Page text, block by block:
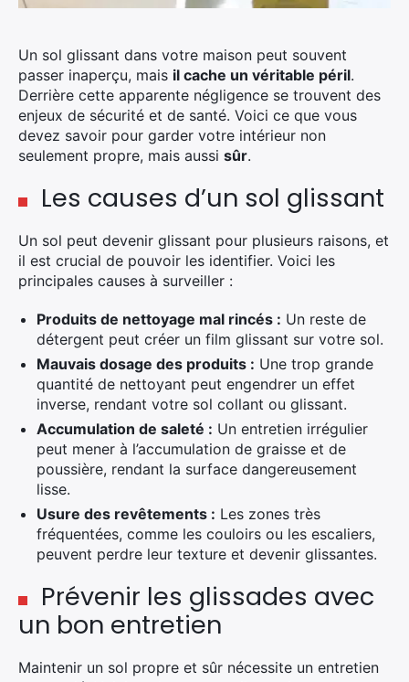
Un sol glissant dans votre maison peut souvent
passer inaperçu, mais il cache un véritable péril.
Derrière cette apparente négligence se trouvent des
enjeux de sécurité et de santé. Voici ce que vous
devez savoir pour garder votre intérieur non
seulement propre, mais aussi sûr.
Les causes d’un sol glissant
Un sol peut devenir glissant pour plusieurs raisons, et
il est crucial de pouvoir les identifier. Voici les
principales causes à surveiller :
Produits de nettoyage mal rincés : Un reste de
détergent peut créer un film glissant sur votre sol.
Mauvais dosage des produits : Une trop grande
quantité de nettoyant peut engendrer un effet
inverse, rendant votre sol collant ou glissant.
Accumulation de saleté : Un entretien irrégulier
peut mener à l’accumulation de graisse et de
poussière, rendant la surface dangereusement
lisse.
Usure des revêtements : Les zones très
fréquentées, comme les couloirs ou les escaliers,
peuvent perdre leur texture et devenir glissantes.
Prévenir les glissades avec
un bon entretien
Maintenir un sol propre et sûr nécessite un entretien